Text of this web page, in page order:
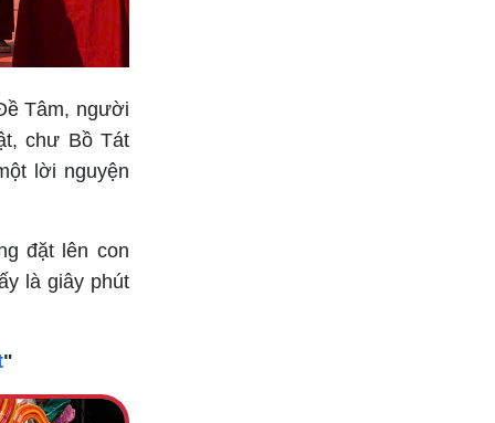
Tâm, người
chư Bồ Tát
lời nguyện
đặt lên con
là giây phút
"